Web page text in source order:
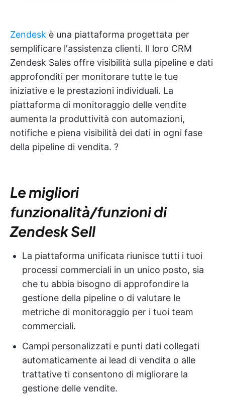
Zendesk è una piattaforma progettata per
semplificare l'assistenza clienti. Il loro CRM
Zendesk Sales offre visibilità sulla pipeline e dati
approfonditi per monitorare tutte le tue
iniziative e le prestazioni individuali. La
piattaforma di monitoraggio delle vendite
aumenta la produttività con automazioni,
notifiche e piena visibilità dei dati in ogni fase
della pipeline di vendita. ?
Le migliori
funzionalità/funzioni di
Zendesk Sell
La piattaforma unificata riunisce tutti i tuoi
processi commerciali in un unico posto, sia
che tu abbia bisogno di approfondire la
gestione della pipeline o di valutare le
metriche di monitoraggio per i tuoi team
commerciali.
Campi personalizzati e punti dati collegati
automaticamente ai lead di vendita o alle
trattative ti consentono di migliorare la
gestione delle vendite.